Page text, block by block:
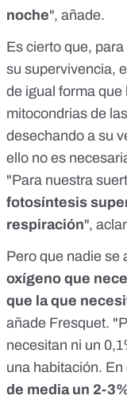
noche", añade.
Es cierto que,
su supervivencia,
de igual forma
mitocondrias de
desechando a su
ello no es
"Para nuestra
fotosíntesis
respiración",
Pero que nadie se
oxígeno que
que la que
añade Fresquet.
necesitan ni un
una habitación. En
de media un 2-